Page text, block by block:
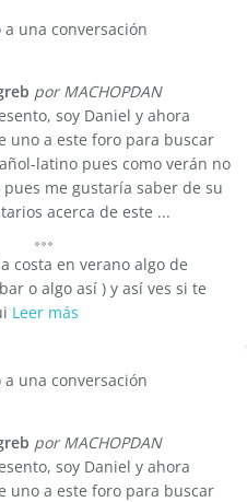
a una conversación
por MACHOPDAN
soy Daniel y ahora
uno a este foro para buscar
latino pues como verán no
pues me gustaría saber de su
acerca de este ...
costa en verano algo de
o algo así ) y así ves si te
Leer más
a una conversación
por MACHOPDAN
soy Daniel y ahora
uno a este foro para buscar